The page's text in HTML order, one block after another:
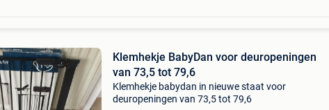
Klemhekje BabyDan voor deuropeningen
van 73,5 tot 79,6
Klemhekje babydan in nieuwe staat voor
deuropeningen van 73,5 tot 79,6